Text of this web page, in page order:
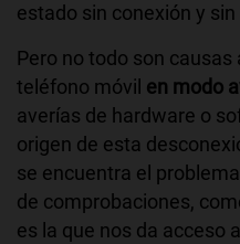
estado sin conexión y
Pero no todo son causas
teléfono móvil en modo
averías de hardware o
origen de esta
se encuentra el
de comprobaciones,
es la que nos da acceso